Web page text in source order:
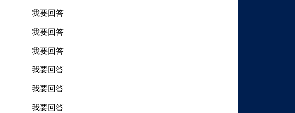
我要回答
我要回答
我要回答
我要回答
我要回答
我要回答